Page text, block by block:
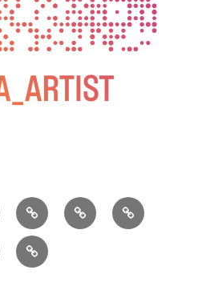
動
画
過
去
2025
松
2025
年